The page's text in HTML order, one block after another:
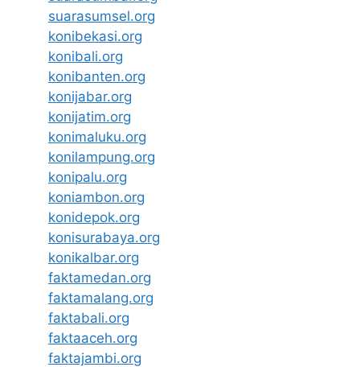
suarasumsel.org
konibekasi.org
konibali.org
konibanten.org
konijabar.org
konijatim.org
konimaluku.org
konilampung.org
konipalu.org
koniambon.org
konidepok.org
konisurabaya.org
konikalbar.org
faktamedan.org
faktamalang.org
faktabali.org
faktaaceh.org
faktajambi.org